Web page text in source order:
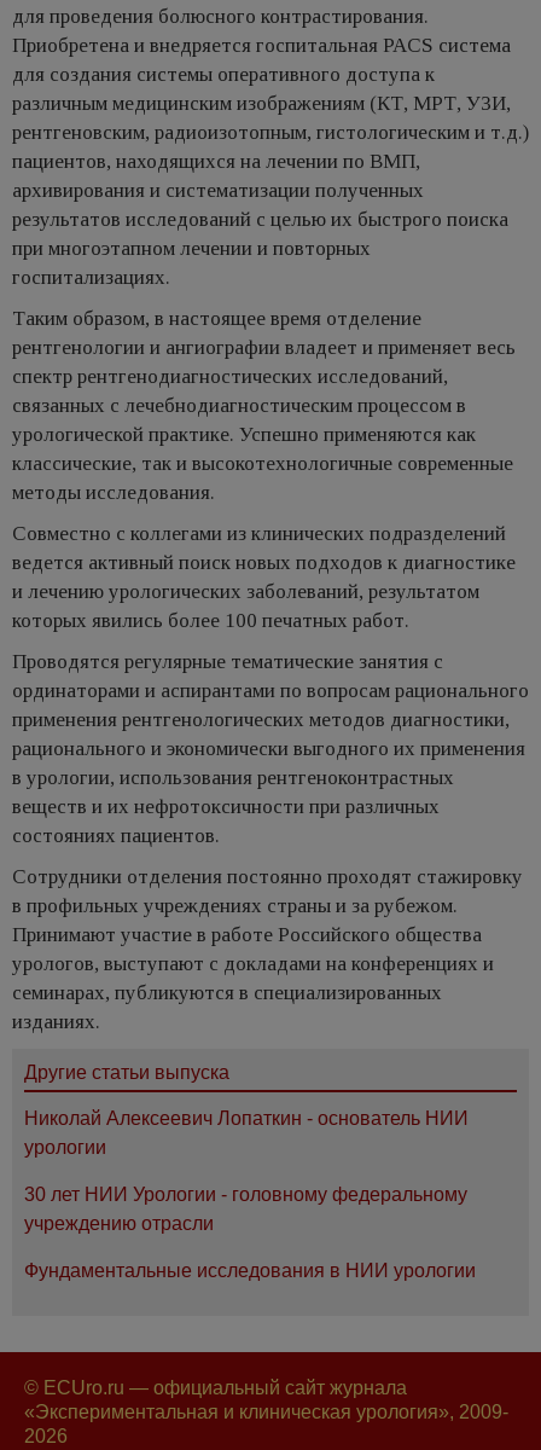
для проведения болюсного контрастирования.
Приобретена и внедряется госпитальная PACS система
для создания системы оперативного доступа к
различным медицинским изображениям (КТ, МРТ, УЗИ,
рентгеновским, радиоизотопным, гистологическим и т.д.)
пациентов, находящихся на лечении по ВМП,
архивирования и систематизации полученных
результатов исследований с целью их быстрого поиска
при многоэтапном лечении и повторных
госпитализациях.
Таким образом, в настоящее время отделение
рентгенологии и ангиографии владеет и применяет весь
спектр рентгенодиагностических исследований,
связанных с лечебнодиагностическим процессом в
урологической практике. Успешно применяются как
классические, так и высокотехнологичные современные
методы исследования.
Совместно с коллегами из клинических подразделений
ведется активный поиск новых подходов к диагностике
и лечению урологических заболеваний, результатом
которых явились более 100 печатных работ.
Проводятся регулярные тематические занятия с
ординаторами и аспирантами по вопросам рационального
применения рентгенологических методов диагностики,
рационального и экономически выгодного их применения
в урологии, использования рентгеноконтрастных
веществ и их нефротоксичности при различных
состояниях пациентов.
Сотрудники отделения постоянно проходят стажировку
в профильных учреждениях страны и за рубежом.
Принимают участие в работе Российского общества
урологов, выступают с докладами на конференциях и
семинарах, публикуются в специализированных
изданиях.
Другие статьи выпуска
Николай Алексеевич Лопаткин - основатель НИИ
урологии
30 лет НИИ Урологии - головному федеральному
учреждению отрасли
Фундаментальные исследования в НИИ урологии
© ECUro.ru — официальный сайт журнала
«Экспериментальная и клиническая урология», 2009-
2026